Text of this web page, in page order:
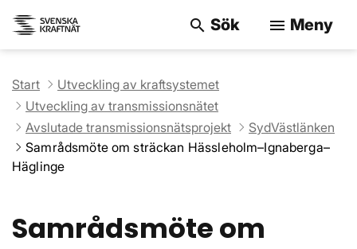
search Sök menu Meny
Start
Utveckling av kraftsystemet
Utveckling av transmissionsnätet
Avslutade transmissionsnätsprojekt
SydVästlänken
Samrådsmöte om sträckan Hässleholm–Ignaberga–
Häglinge
Samrådsmöte om